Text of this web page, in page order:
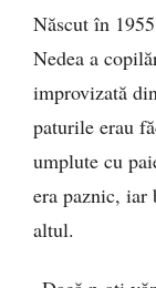
Născut în
Nedea a
improvizată
paturile erau
umplute cu
era paznic, iar
altul.